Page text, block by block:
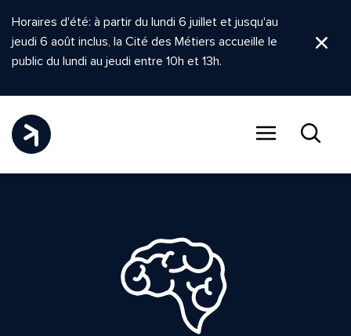
Horaires d'été: à partir du lundi 6 juillet et jusqu'au
jeudi 6 août inclus, la Cité des Métiers accueille le
public du lundi au jeudi entre 10h et 13h.